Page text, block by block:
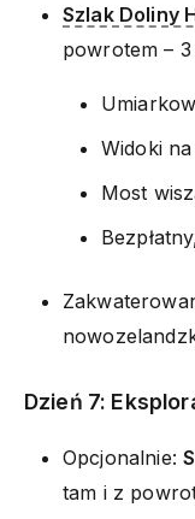
Szlak Doliny
powrotem –
Widoki
Most
Dzień 7:
Opcjonalnie:
tam i z